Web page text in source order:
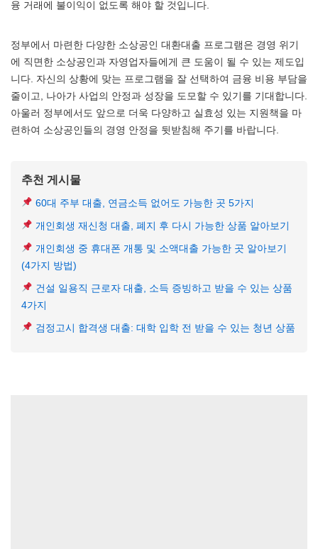
융 거래에 불이익이 없도록 해야 할 것입니다.
정부에서 마련한 다양한 소상공인 대환대출 프로그램은 경영 위기
에 직면한 소상공인과 자영업자들에게 큰 도움이 될 수 있는 제도입
니다. 자신의 상황에 맞는 프로그램을 잘 선택하여 금융 비용 부담을
줄이고, 나아가 사업의 안정과 성장을 도모할 수 있기를 기대합니다.
아울러 정부에서도 앞으로 더욱 다양하고 실효성 있는 지원책을 마
련하여 소상공인들의 경영 안정을 뒷받침해 주기를 바랍니다.
추천 게시물
60대 주부 대출, 연금소득 없어도 가능한 곳 5가지
개인회생 재신청 대출, 폐지 후 다시 가능한 상품 알아보기
개인회생 중 휴대폰 개통 및 소액대출 가능한 곳 알아보기
(4가지 방법)
건설 일용직 근로자 대출, 소득 증빙하고 받을 수 있는 상품
4가지
검정고시 합격생 대출: 대학 입학 전 받을 수 있는 청년 상품